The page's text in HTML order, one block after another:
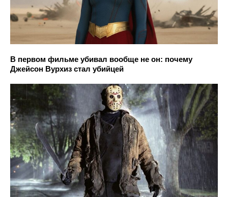
В первом фильме убивал вообще не он: почему
Джейсон Вурхиз стал убийцей